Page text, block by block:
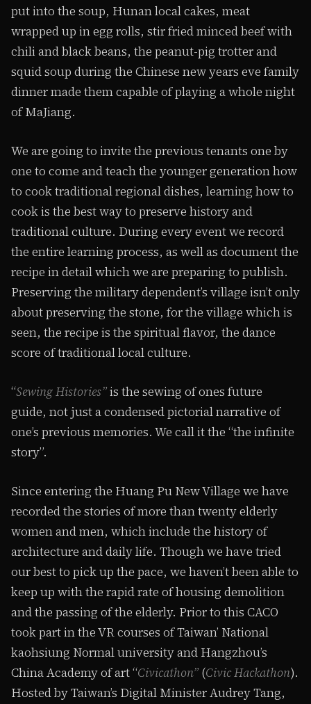
put into the soup, Hunan local cakes, meat
wrapped up in egg rolls, stir fried minced beef with
chili and black beans, the peanut-pig trotter and
squid soup during the Chinese new years eve family
dinner made them capable of playing a whole night
of MaJiang.
We are going to invite the previous tenants one by
one to come and teach the younger generation how
to cook traditional regional dishes, learning how to
cook is the best way to preserve history and
traditional culture. During every event we record
the entire learning process, as well as document the
recipe in detail which we are preparing to publish.
Preserving the military dependent’s village isn’t only
about preserving the stone, for the village which is
seen, the recipe is the spiritual flavor, the dance
score of traditional local culture.
“Sewing Histories”is the sewing of ones future
guide, not just a condensed pictorial narrative of
one’s previous memories. We call it the “the infinite
story”.
Since entering the Huang Pu New Village we have
recorded the stories of more than twenty elderly
women and men, which include the history of
architecture and daily life. Though we have tried
our best to pick up the pace, we haven’t been able to
keep up with the rapid rate of housing demolition
and the passing of the elderly. Prior to this CACO
took part in the VR courses of Taiwan’ National
kaohsiung Normal university and Hangzhou’s
China Academy of art “Civicathon” (Civic Hackathon).
Hosted by Taiwan’s Digital Minister Audrey Tang,